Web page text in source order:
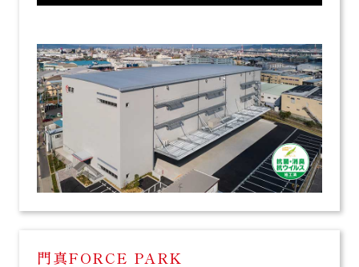
門真FORCE PARK